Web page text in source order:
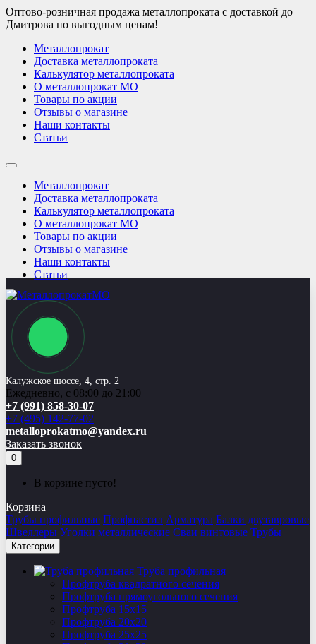
Оптово-розничная продажа металлопроката с доставкой до
Дмитрова по выгодным ценам!
Металлопрокат
Доставка металлопроката
Калькулятор металлопроката
О металлопрокат МО
Товары по акции
Отзывы о магазине
Наши контакты
Статьи
Металлопрокат
Доставка металлопроката
Калькулятор металлопроката
О металлопрокат МО
Товары по акции
Отзывы о магазине
Наши контакты
Статьи
Калужское шоссе, 4, стр. 2
Ежедневно, с 08:00 до 21:00
+7 (991) 858-30-07
+7 (495) 142-77-02
metalloprokatmo@yandex.ru
Заказать звонок
0
В корзине пусто!
Корзина
Трубы профильные Профнастил Арматура Балки двутавровые
Швеллеры Уголки металлические Сваи винтовые Трубы
Категории
Труба профильная
Профтруба квадратного сечения
Профтруба прямоугольного сечения
Профтруба 15х15
Профтруба 20х20
Профтруба 25х25